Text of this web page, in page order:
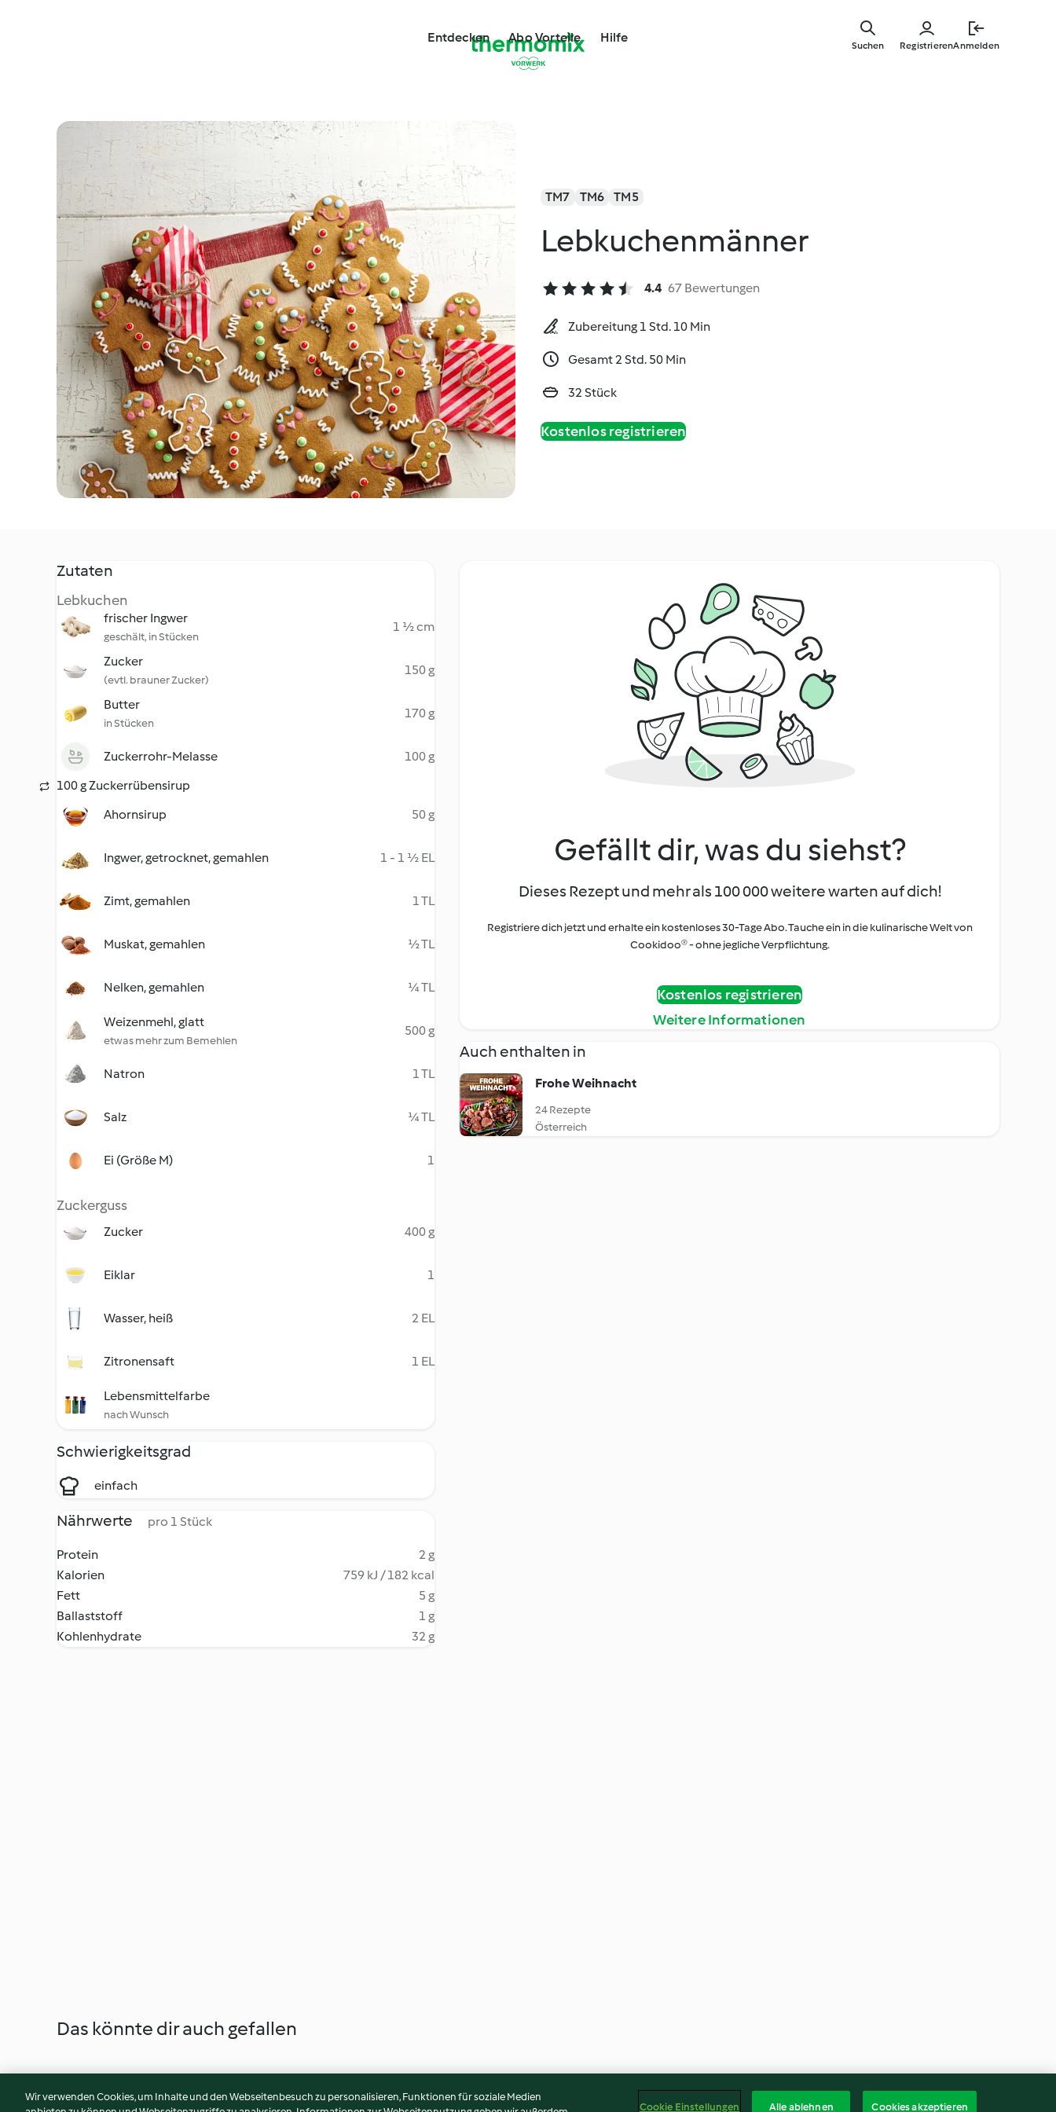
springen
Entdecken Abo Vorteile Hilfe
RegistrierenAnmelden
Suchen
TM7 TM6 TM5
Lebkuchenmänner
4.4 67 Bewertungen
Zubereitung 1 Std. 10 Min
Gesamt 2 Std. 50 Min
32 Stück
Kostenlos registrieren
Zutaten
Lebkuchen
frischer Ingwer
geschält, in Stücken
1 ½ cm
Zucker
(evtl. brauner Zucker)
150 g
Butter
in Stücken
170 g
Zuckerrohr-Melasse
100 g
100 g Zuckerrübensirup
Ahornsirup
50 g
Ingwer, getrocknet, gemahlen 1 - 1 ½ EL
Zimt, gemahlen 1 TL
Muskat, gemahlen ½ TL
Nelken, gemahlen ¼ TL
Weizenmehl, glatt
etwas mehr zum Bemehlen
500 g
Natron 1 TL
Salz ¼ TL
Ei (Größe M) 1
Zuckerguss
Zucker 400 g
Eiklar 1
Wasser, heiß 2 EL
Zitronensaft 1 EL
Lebensmittelfarbe
nach Wunsch
Schwierigkeitsgrad
einfach
Nährwerte pro 1 Stück
Protein
2 g
Kalorien
759 kJ / 182 kcal
Fett
5 g
Ballaststoff
1 g
Kohlenhydrate
32 g
Gefällt dir, was du siehst?
Dieses Rezept und mehr als 100 000 weitere warten auf dich!
Registriere dich jetzt und erhalte ein kostenloses 30-Tage Abo. Tauche ein in die kulinarische Welt von
Cookidoo® - ohne jegliche Verpflichtung.
Kostenlos registrieren
Weitere Informationen
Auch enthalten in
Frohe Weihnacht
24 Rezepte
Österreich
Das könnte dir auch gefallen
Wir verwenden Cookies, um Inhalte und den Webseitenbesuch zu personalisieren, Funktionen für soziale Medien
Cookie Einstellungen Alle ablehnen Cookies akzeptieren